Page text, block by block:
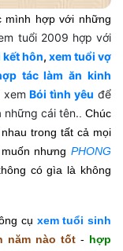
mình hợp với những
tuổi 2009 hợp với
kết hôn, xem tuổi vợ
tác làm ăn kinh
xemBói tình yêu để
những cái tên.. Chúc
trong tất cả mọi
nhưng PHONG
có gìa là không
cụ xem tuổi sinh
năm nào tốt- hợp